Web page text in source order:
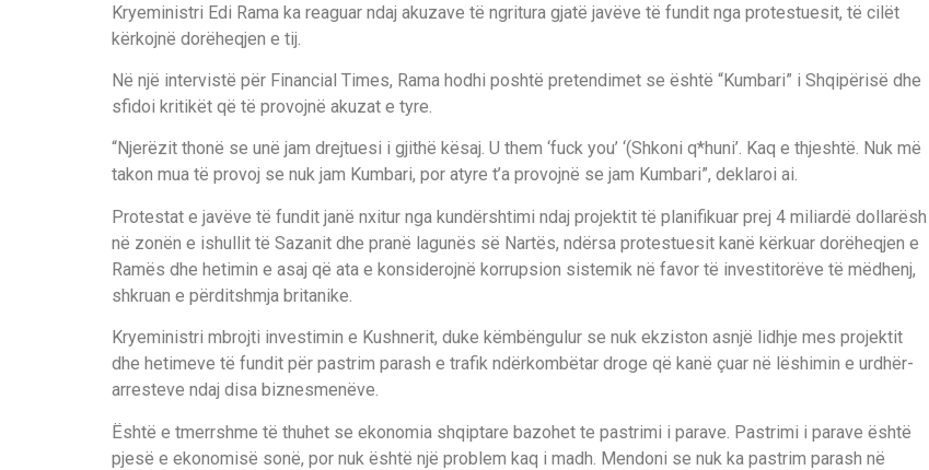
Kryeministri Edi Rama ka reaguar ndaj akuzave të ngritura gjatë javëve të fundit nga protestuesit, të cilët
kërkojnë dorëheqjen e tij.
Në një intervistë për Financial Times, Rama hodhi poshtë pretendimet se është “Kumbari” i Shqipërisë dhe
sfidoi kritikët që të provojnë akuzat e tyre.
“Njerëzit thonë se unë jam drejtuesi i gjithë kësaj. U them ‘fuck you’ ‘(Shkoni q*huni’. Kaq e thjeshtë. Nuk më
takon mua të provoj se nuk jam Kumbari, por atyre t’a provojnë se jam Kumbari”, deklaroi ai.
Protestat e javëve të fundit janë nxitur nga kundërshtimi ndaj projektit të planifikuar prej 4 miliardë dollarësh
në zonën e ishullit të Sazanit dhe pranë lagunës së Nartës, ndërsa protestuesit kanë kërkuar dorëheqjen e
Ramës dhe hetimin e asaj që ata e konsiderojnë korrupsion sistemik në favor të investitorëve të mëdhenj,
shkruan e përditshmja britanike.
Kryeministri mbrojti investimin e Kushnerit, duke këmbëngulur se nuk ekziston asnjë lidhje mes projektit
dhe hetimeve të fundit për pastrim parash e trafik ndërkombëtar droge që kanë çuar në lëshimin e urdhër-
arresteve ndaj disa biznesmenëve.
Është e tmerrshme të thuhet se ekonomia shqiptare bazohet te pastrimi i parave. Pastrimi i parave është
pjesë e ekonomisë sonë, por nuk është një problem kaq i madh. Mendoni se nuk ka pastrim parash në